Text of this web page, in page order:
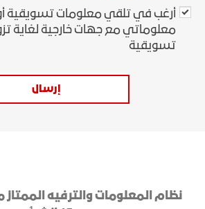
أرغب في تلقي معلومات تسويقية
معلوماتي مع جهات خارجية لغاية
تسويقية
إرسال